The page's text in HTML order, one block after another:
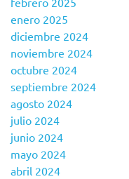
enero 2025
diciembre 2024
noviembre 2024
octubre 2024
septiembre 2024
agosto 2024
julio 2024
junio 2024
mayo 2024
abril 2024